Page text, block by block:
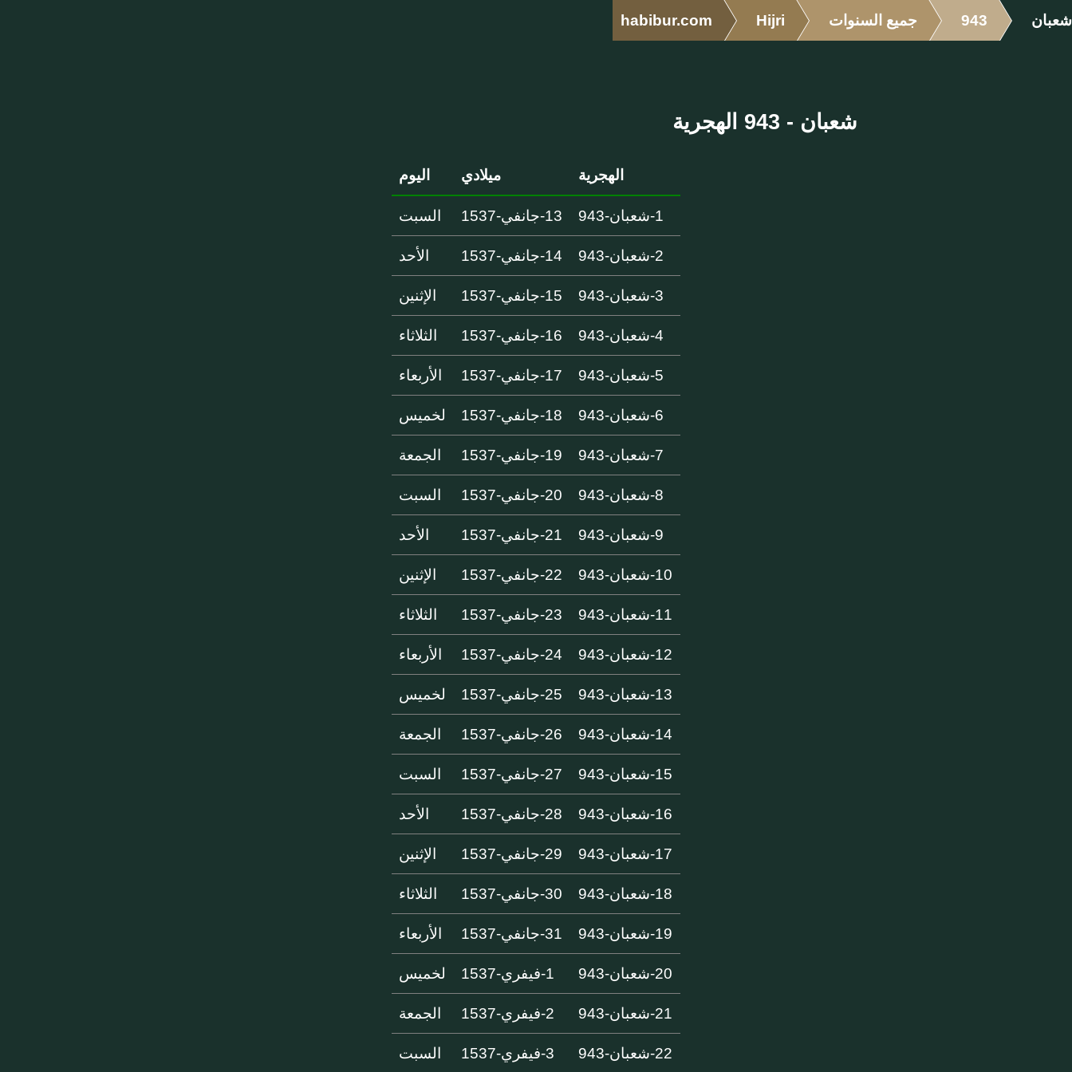
habibur.com Hijri جميع السنوات 943 شعبان
شعبان - 943 الهجرية
الهجرية ميلادي اليوم
1-شعبان-943 13-جانفي-1537 السبت
2-شعبان-943 14-جانفي-1537 الأحد
3-شعبان-943 15-جانفي-1537 الإثنين
4-شعبان-943 16-جانفي-1537 الثلاثاء
5-شعبان-943 17-جانفي-1537 الأربعاء
6-شعبان-943 18-جانفي-1537 لخميس
7-شعبان-943 19-جانفي-1537 الجمعة
8-شعبان-943 20-جانفي-1537 السبت
9-شعبان-943 21-جانفي-1537 الأحد
10-شعبان-943 22-جانفي-1537 الإثنين
11-شعبان-943 23-جانفي-1537 الثلاثاء
12-شعبان-943 24-جانفي-1537 الأربعاء
13-شعبان-943 25-جانفي-1537 لخميس
14-شعبان-943 26-جانفي-1537 الجمعة
15-شعبان-943 27-جانفي-1537 السبت
16-شعبان-943 28-جانفي-1537 الأحد
17-شعبان-943 29-جانفي-1537 الإثنين
18-شعبان-943 30-جانفي-1537 الثلاثاء
19-شعبان-943 31-جانفي-1537 الأربعاء
20-شعبان-943 1-فيفري-1537 لخميس
21-شعبان-943 2-فيفري-1537 الجمعة
22-شعبان-943 3-فيفري-1537 السبت